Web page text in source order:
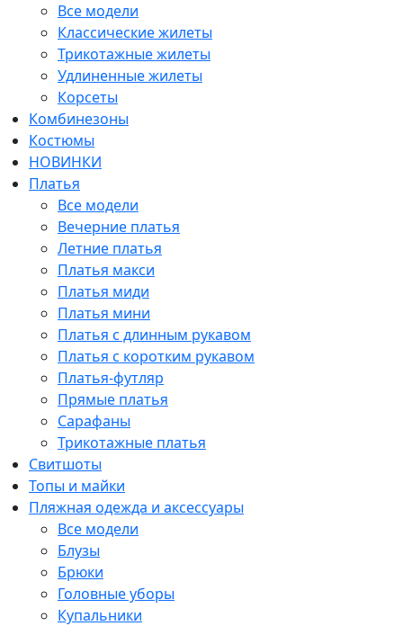
Все модели
Классические жилеты
Трикотажные жилеты
Удлиненные жилеты
Корсеты
Комбинезоны
Костюмы
НОВИНКИ
Платья
Все модели
Вечерние платья
Летние платья
Платья макси
Платья миди
Платья мини
Платья с длинным рукавом
Платья с коротким рукавом
Платья-футляр
Прямые платья
Сарафаны
Трикотажные платья
Свитшоты
Топы и майки
Пляжная одежда и аксессуары
Все модели
Блузы
Брюки
Головные уборы
Купальники